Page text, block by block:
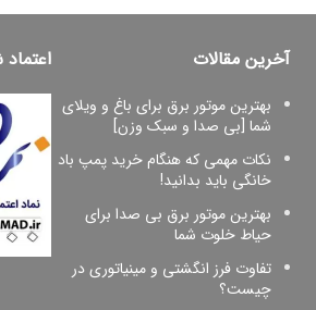
آخرین مقالات
بهترین موتور برق برای باغ و ویلای
شما [بی صدا و سبک وزن]
نکات مهمی که هنگام خرید پمپ باد
خانگی باید بدانید!
بهترین موتور برق بی صدا برای
حیاط خلوت شما
تفاوت فرز انگشتی و مینیاتوری در
چیست؟